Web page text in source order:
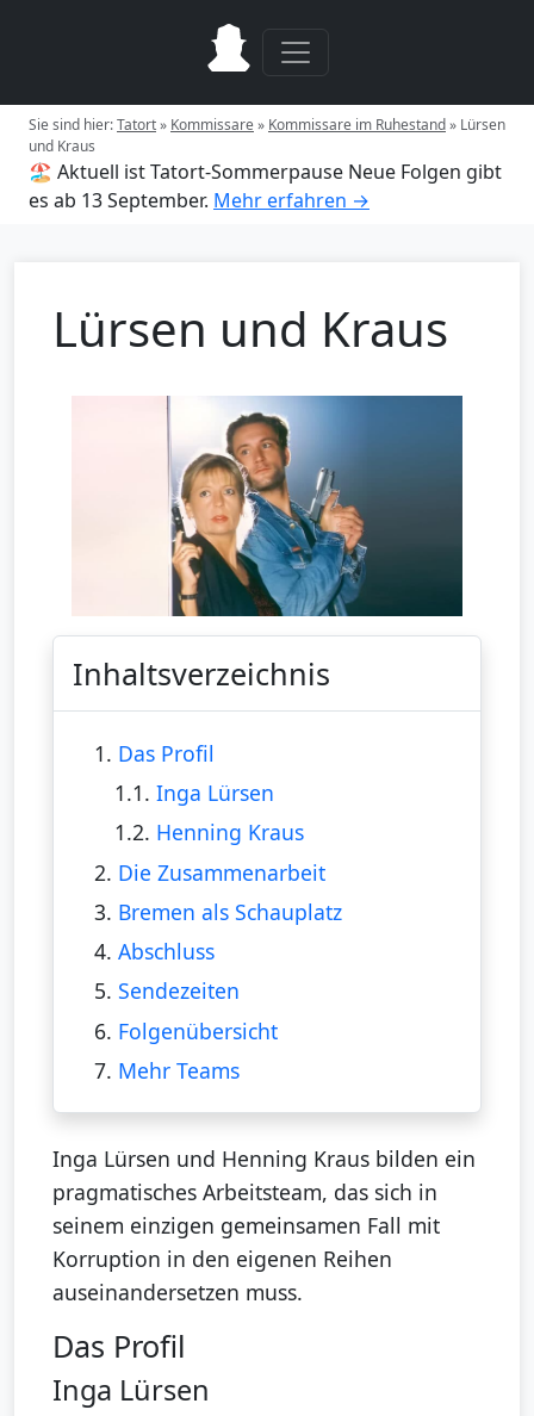
Sie sind hier:Tatort» Kommissare» Kommissare im Ruhestand» Lürsen
und Kraus
🏖️ Aktuell ist Tatort-Sommerpause Neue Folgen gibt
es ab 13 September. Mehr erfahren →
Lürsen und Kraus
Inhaltsverzeichnis
1. Das Profil
1.1.Inga Lürsen
1.2. Henning Kraus
2. Die Zusammenarbeit
3. Bremen als Schauplatz
4. Abschluss
5. Sendezeiten
6. Folgenübersicht
7. Mehr Teams
Inga Lürsen und Henning Kraus bilden ein
pragmatisches Arbeitsteam, das sich in
seinem einzigen gemeinsamen Fall mit
Korruption in den eigenen Reihen
auseinandersetzen muss.
Das Profil
Inga Lürsen